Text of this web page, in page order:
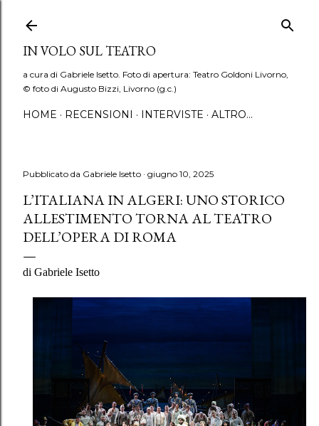
IN VOLO SUL TEATRO
a cura di Gabriele Isetto. Foto di apertura: Teatro Goldoni Livorno,
© foto di Augusto Bizzi, Livorno (g.c.)
HOME RECENSIONI INTERVISTE ALTRO…
Pubblicato da Gabriele Isetto giugno 10, 2025
L’ITALIANA IN ALGERI: UNO STORICO
ALLESTIMENTO TORNA AL TEATRO
DELL’OPERA DI ROMA
di Gabriele Isetto